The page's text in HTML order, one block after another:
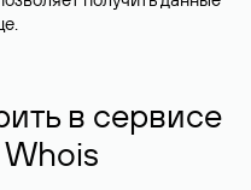
в сервисе